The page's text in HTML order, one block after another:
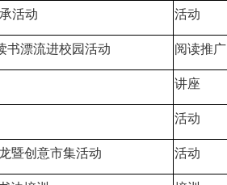
活动 活动
书漂流进校园活动 阅读推广
讲座
活动
暨创意市集活动 活动